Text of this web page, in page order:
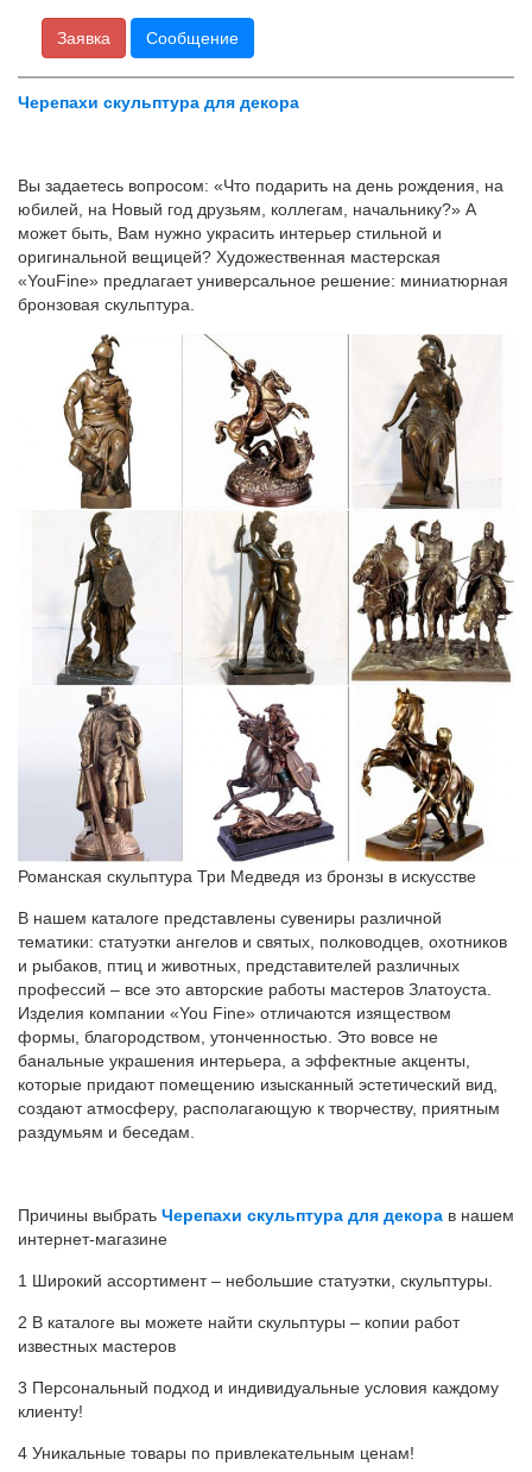
Заявка Сообщение
Черепахи скульптура для декора
Вы задаетесь вопросом: «Что подарить на день рождения, на
юбилей, на Новый год друзьям, коллегам, начальнику?» А
может быть, Вам нужно украсить интерьер стильной и
оригинальной вещицей? Художественная мастерская
«YouFine» предлагает универсальное решение: миниатюрная
бронзовая скульптура.
Романская скульптура Три Медведя из бронзы в искусстве
В нашем каталоге представлены сувениры различной
тематики: статуэтки ангелов и святых, полководцев, охотников
и рыбаков, птиц и животных, представителей различных
профессий – все это авторские работы мастеров Златоуста.
Изделия компании «You Fine» отличаются изяществом
формы, благородством, утонченностью. Это вовсе не
банальные украшения интерьера, а эффектные акценты,
которые придают помещению изысканный эстетический вид,
создают атмосферу, располагающую к творчеству, приятным
раздумьям и беседам.
Причины выбрать Черепахи скульптура для декора в нашем
интернет-магазине
1 Широкий ассортимент – небольшие статуэтки, скульптуры.
2 В каталоге вы можете найти скульптуры – копии работ
известных мастеров
3 Персональный подход и индивидуальные условия каждому
клиенту!
4 Уникальные товары по привлекательным ценам!